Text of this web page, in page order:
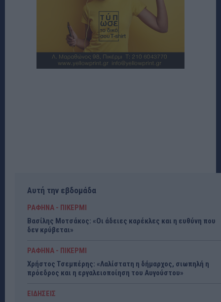
Αυτή την εβδομάδα
ΡΑΦΗΝΑ - ΠΙΚΕΡΜΙ
Βασίλης Μοτσάκος: «Οι άδειες καρέκλες και η ευθύνη που
δεν κρύβεται»
ΡΑΦΗΝΑ - ΠΙΚΕΡΜΙ
Χρήστος Τσεμπέρης: «Λαλίστατη η δήμαρχος, σιωπηλή η
πρόεδρος και η εργαλειοποίηση του Αυγούστου»
ΕΙΔΗΣΕΙΣ